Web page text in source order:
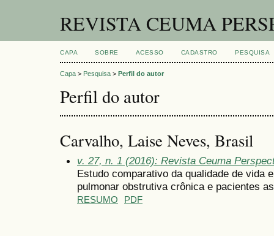
REVISTA CEUMA
CAPA SOBRE ACESSO CADASTRO PESQUISA
Capa > Pesquisa > Perfil do autor
Perfil do autor
Carvalho, Laise Neves, Brasil
v. 27, n. 1 (2016): Revista Ceuma
Estudo comparativo da qualidade de vida
pulmonar obstrutiva crônica e pacientes
RESUMO PDF